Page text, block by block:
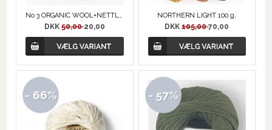
No 3 ORGANIC WOOL+NETTLES fra ONION
DKK 50,0020,00
NORTHERN LIGHT 100 g,
DKK105,0070,00
- 66% - 57%